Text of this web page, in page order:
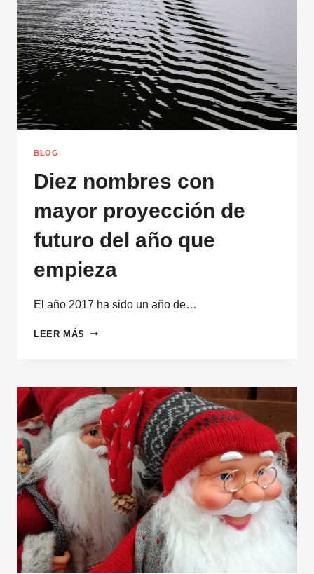
UNA
PÁGINA
Y
UN
INFORME
BLOG
Diez nombres con
mayor proyección de
futuro del año que
empieza
El año 2017 ha sido un año de…
LEER MÁS DIEZ
PROYECCIÓN
DE
FUTURO
DEL
AÑO
QUE
EMPIEZA